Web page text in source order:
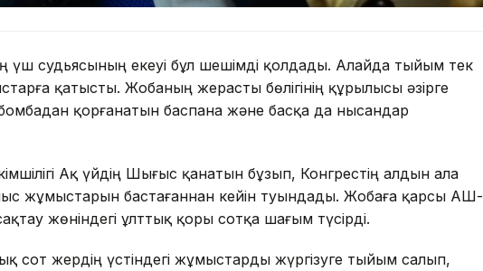
үш судьясының екеуі бұл шешімді қолдады. Алайда тыйым тек
қатысты. Жобаның жерасты бөлігінің құрылысы әзірге
қорғанатын баспана және басқа да нысандар
Ақ үйдің Шығыс қанатын бұзып, Конгрестің алдын ала
жұмыстарын бастағаннан кейін туындады. Жобаға қарсы АҚШ-
жөніндегі ұлттық қоры сотқа шағым түсірді.
сот жердің үстіндегі жұмыстарды жүргізуге тыйым салып,